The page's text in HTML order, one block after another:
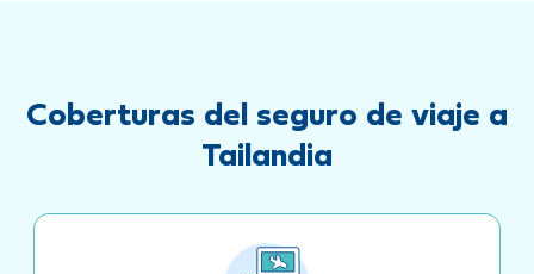
Coberturas del seguro de viaje a
Tailandia